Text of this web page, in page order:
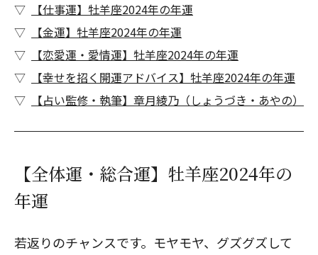
【仕事運】牡羊座2024年の年運
【金運】牡羊座2024年の年運
【恋愛運・愛情運】牡羊座2024年の年運
【幸せを招く開運アドバイス】牡羊座2024年の年運
【占い監修・執筆】章月綾乃（しょうづき・あやの）
【全体運・総合運】牡羊座2024年の
年運
若返りのチャンスです。モヤモヤ、グズグズして